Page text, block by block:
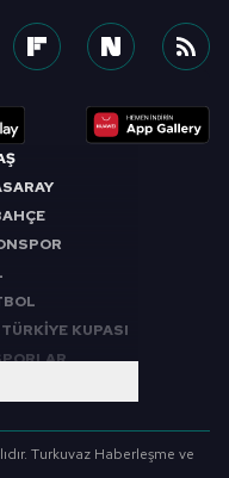
KUPASI
Turkuvaz Haberleşme ve